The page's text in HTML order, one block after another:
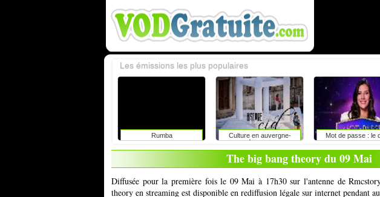
Rumba
Culture en auvergne-
rhône-alpes
Mot de passe : le
Les émissions les plus populaires
The big bang theory du 09 Mai
Diffusée pour la première fois le 09 Mai à 17h30 sur l'antenne de
theory en streaming est disponible en rediffusion légale sur internet pendant